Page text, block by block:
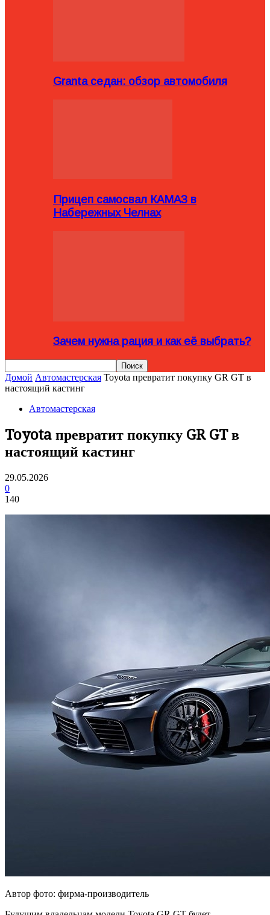
Granta седан: обзор автомобиля
Прицеп самосвал КАМАЗ в
Набережных Челнах
Зачем нужна рация и как её выбрать?
Домой Автомастерская Toyota превратит покупку GR GT в
настоящий кастинг
Автомастерская
Toyota превратит покупку GR GT в
настоящий кастинг
29.05.2026
0
140
Автор фото: фирма-производитель